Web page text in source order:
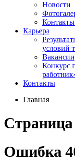
Новости
Контакты
Карьера
условий
Вакансии
Конкурс
Контакты
Главная
Страница
Ошибка